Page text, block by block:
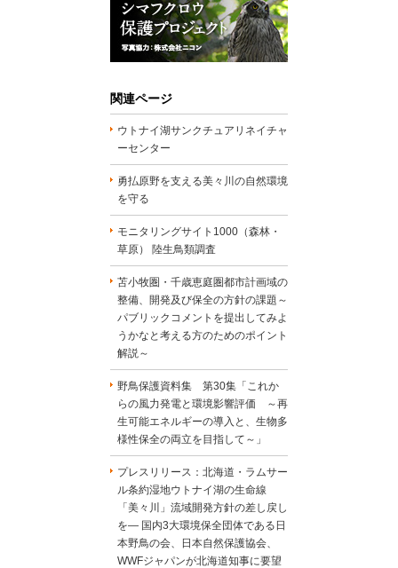
関連ページ
ウトナイ湖サンクチュアリネイチャ
ーセンター
勇払原野を支える美々川の自然環境
を守る
モニタリングサイト1000（森林・
草原） 陸生鳥類調査
苫小牧圏・千歳恵庭圏都市計画域の
整備、開発及び保全の方針の課題～
パブリックコメントを提出してみよ
うかなと考える方のためのポイント
解説～
野鳥保護資料集 第30集「これか
らの風力発電と環境影響評価 ～再
生可能エネルギーの導入と、生物多
様性保全の両立を目指して～」
プレスリリース：北海道・ラムサー
ル条約湿地ウトナイ湖の生命線
「美々川」流域開発方針の差し戻し
を― 国内3大環境保全団体である日
本野鳥の会、日本自然保護協会、
WWFジャパンが北海道知事に要望